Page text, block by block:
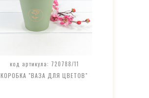
код артикула: 720788/11
КОРОБКА "ВАЗА ДЛЯ ЦВЕТОВ"